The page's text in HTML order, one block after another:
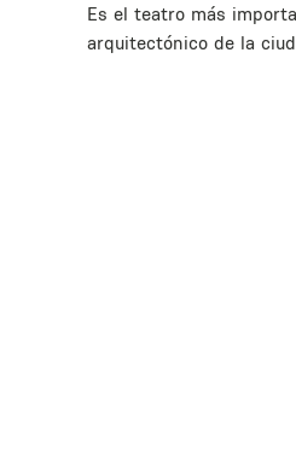
Es el teatro más
arquitectónico de la